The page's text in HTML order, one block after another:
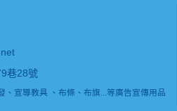
巷28號
、宣導教具 、布條、布旗...等廣告宣傳用品